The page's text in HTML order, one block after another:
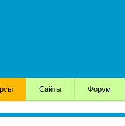
Сайты Форум